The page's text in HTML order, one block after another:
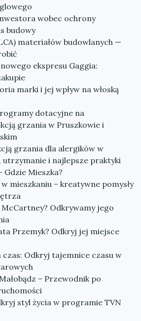
wobec ochrony
budowy
materiałów budowlanych —
ekspresu Gaggia:
marki i jej wpływ na włoską
dotacyjne na
grzania w Pruszkowie i
grzania dla alergików w
i najlepsze praktyki
Mieszka?
mieszkaniu – kreatywne pomysły
McCartney? Odkrywamy jego
Przemyk? Odkryj jej miejsce
czas: Odkryj tajemnice czasu w
– Przewodnik po
styl życia w programie TVN